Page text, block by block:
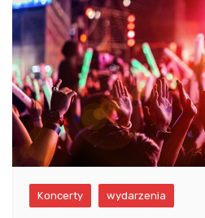
Koncerty wydarzenia